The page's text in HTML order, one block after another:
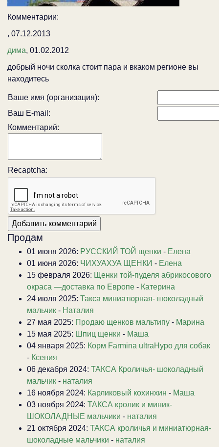
Комментарии:
, 07.12.2013
дима, 01.02.2012
добрый ночи сколка стоит пара и вкаком регионе вы
находитесь
Ваше имя (организация):
Ваш E-mail:
Комментарий:
Recaptcha:
Продам
01 июня 2026: РУССКИЙ ТОЙ щенки - Елена
01 июня 2026: ЧИХУАХУА ЩЕНКИ - Елена
15 февраля 2026: Щенки той-пуделя абрикосового
окраса —доставка по Европе - Катерина
24 июля 2025: Такса миниатюрная- шоколадный
мальчик - Наталия
27 мая 2025: Продаю щенков мальтипу - Марина
15 мая 2025: Шпиц щенки - Маша
04 января 2025: Корм Farmina ultraHypo для собак
- Ксения
06 декабря 2024: ТАКСА Кроличья- шоколадный
мальчик - наталия
16 ноября 2024: Карликовый кохинхин - Маша
03 ноября 2024: ТАКСА кролик и миник-
ШОКОЛАДНЫЕ мальчики - наталия
21 октября 2024: ТАКСА кроличья и миниатюрная-
шоколадные мальчики - наталия